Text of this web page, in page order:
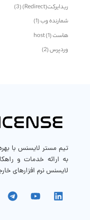
ریدایرکت(Redirect)
(3)
شمارنده وب(1)
هاست host(1)
وردپرس(2)
تیم مستر لایسنس با
به ارائه خدمات و
لایسنس نرم افزارهای